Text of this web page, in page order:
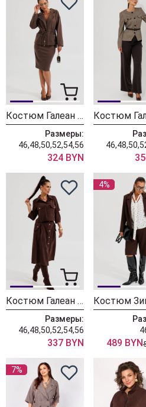
Костюм Галеан Cтиль 961 коричневый
Размеры:
46,48,50,52,54,56
324 BYN
Костюм Галеан Cтиль 1013 коричневый
Размеры:
46,48,50,52,54,56
337 BYN
4%
489 BYN
7%